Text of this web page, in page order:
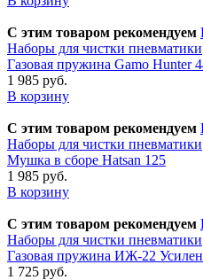
С этим товаром рекомендуем
Наборы для чистки пневматики
Газовая пружина Gamo Hunter
1 985 руб.
В корзину
С этим товаром рекомендуем
Наборы для чистки пневматики
Мушка в сборе Hatsan 125
1 985 руб.
В корзину
С этим товаром рекомендуем
Наборы для чистки пневматики
Газовая пружина ИЖ-22
1 725 руб.